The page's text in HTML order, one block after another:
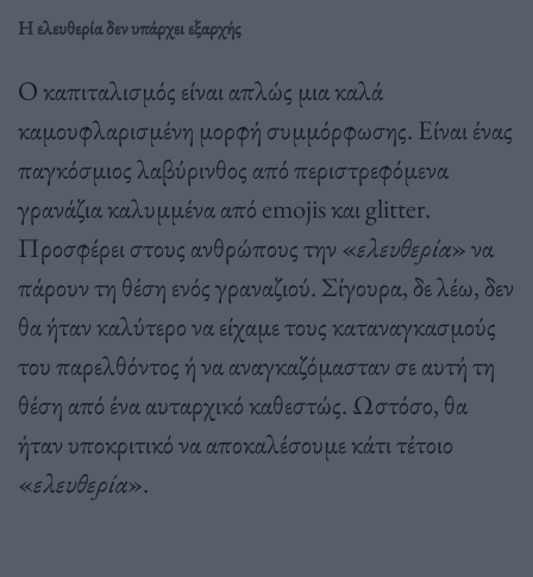
Η ελευθερία δεν υπάρχει εξαρχής
Ο καπιταλισμός είναι απλώς μια καλά
καμουφλαρισμένη μορφή συμμόρφωσης. Είναι ένας
παγκόσμιος λαβύρινθος από περιστρεφόμενα
γρανάζια καλυμμένα από emojis και glitter.
Προσφέρει στους ανθρώπους την «ελευθερία» να
πάρουν τη θέση ενός γραναζιού. Σίγουρα, δε λέω, δεν
θα ήταν καλύτερο να είχαμε τους καταναγκασμούς
του παρελθόντος ή να αναγκαζόμασταν σε αυτή τη
θέση από ένα αυταρχικό καθεστώς. Ωστόσο, θα
ήταν υποκριτικό να αποκαλέσουμε κάτι τέτοιο
«ελευθερία».